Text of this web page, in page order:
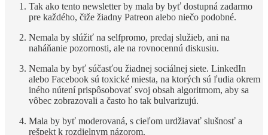
Tak ako tento newsletter by mala by byť dostupná zadarmo
pre každého, čiže žiadny Patreon alebo niečo podobné.
Nemala by slúžiť na selfpromo, predaj služieb, ani na
naháňanie pozornosti, ale na rovnocennú diskusiu.
Nemala by byť súčasťou žiadnej sociálnej siete. LinkedIn
alebo Facebook sú toxické miesta, na ktorých sú ľudia okrem
iného nútení prispôsobovať svoj obsah algoritmom, aby sa
vôbec zobrazovali a často ho tak bulvarizujú.
Mala by byť moderovaná, s cieľom urdžiavať slušnosť a
rešpekt k rozdielnym názorom.